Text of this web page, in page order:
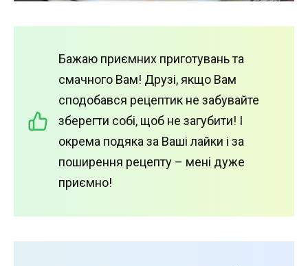
Бажаю приємних приготувань та
смачного Вам! Друзі, якщо Вам
сподобався рецептик не забувайте
зберегти собі, щоб не загубити! І
окрема подяка за Ваші лайки і за
поширення рецепту – мені дуже
приємно!